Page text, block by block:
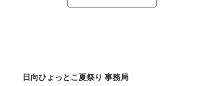
日向ひょっとこ夏祭り 事務局